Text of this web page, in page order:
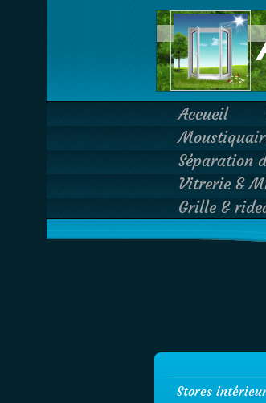
Accueil
Séparation
Vitrerie &
Grille &
Stores